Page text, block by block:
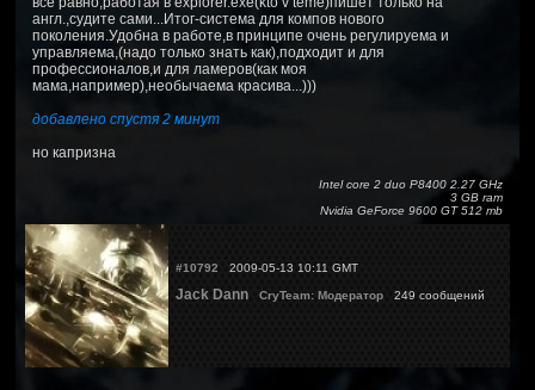
англ.,судите сами...Итог-система для компов нового
поколения.Удобна в работе,в принципе очень регулируема и
управляема,(надо только знать как),подходит и для
профессионалов,и для ламеров(как моя
мама,например),необычаема красива...)))
добавлено спустя 2 минут
но капризна
Intel core 2 duo P8400 2.27 GHz
3 GB ram
Nvidia GeForce 9600 GT 512 mb
#10792 2009-05-13 10:11 GMT
Jack Dann CryTeam: Модератор 249 сообщений